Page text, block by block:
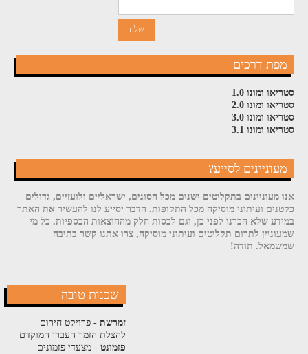
מפת דרכים
סטריאו ומונו 1.0
סטריאו ומונו 2.0
סטריאו ומונו 3.0
סטריאו ומונו 3.1
מעוניינים לסייע?
אנו מעוניינים בתקליטים ישנים מכל הסוגים, ישראליים ולועזיים, גדולים
כקטנים ועיתוני מוסיקה מכל התקופות. הדבר יסייע לנו להעשיר את האתר
במידע שלא הכרנו לפני כן, וגם לכסות חלק מההוצאות הכספיות. כל מי
שמעוניין לתרום תקליטים ועיתוני מוסיקה, צרו אתנו קשר בתיבה
שמשמאל. תודה!
שכנות טובה
זמרשת- פרויקט חירום
להצלת הזמר העברי המוקדם
פזמונט- מצעדי פזמונים